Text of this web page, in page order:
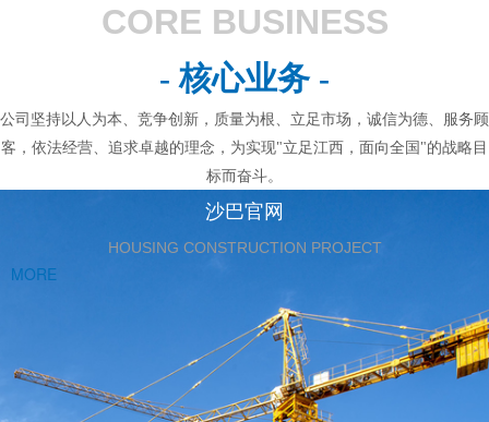
CORE BUSINESS
- 核心业务 -
公司坚持以人为本、竞争创新，质量为根、立足市场，诚信为德、服务顾
客，依法经营、追求卓越的理念，为实现"立足江西，面向全国"的战略目
标而奋斗。
沙巴官网
HOUSING CONSTRUCTION PROJECT
MORE